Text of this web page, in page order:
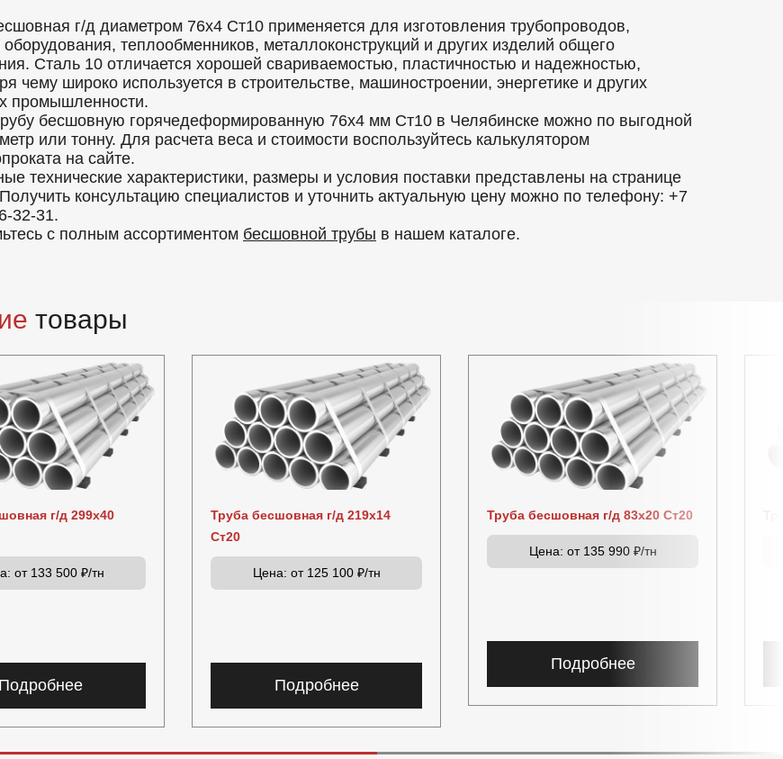
г/д диаметром 76х4 Ст10 применяется для изготовления трубопроводов,
теплообменников, металлоконструкций и других изделий общего
Сталь 10 отличается хорошей свариваемостью, пластичностью и надежностью,
чему широко используется в строительстве, машиностроении, энергетике и других
промышленности.
бесшовную горячедеформированную 76x4 мм Ст10 в Челябинске можно по выгодной
или тонну. Для расчета веса и стоимости воспользуйтесь калькулятором
на сайте.
технические характеристики, размеры и условия поставки представлены на странице
консультацию специалистов и уточнить актуальную цену можно по телефону: +7
32-31.
с полным ассортиментом бесшовной трубы в нашем каталоге.
товары
г/д 299х40
от 133 500 ₽/тн
Подробнее
Труба бесшовная г/д 219х14
Ст20
Цена: от 125 100 ₽/тн
Подробнее
Труба бесшовная г/д 83х20 Ст20
Цена: от 135 990 ₽/тн
Подробнее